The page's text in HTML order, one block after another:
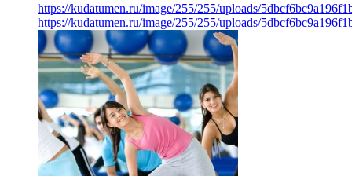
https://kudatumen.ru/image/255/255/uploads/
https://kudatumen.ru/image/255/255/uploads/